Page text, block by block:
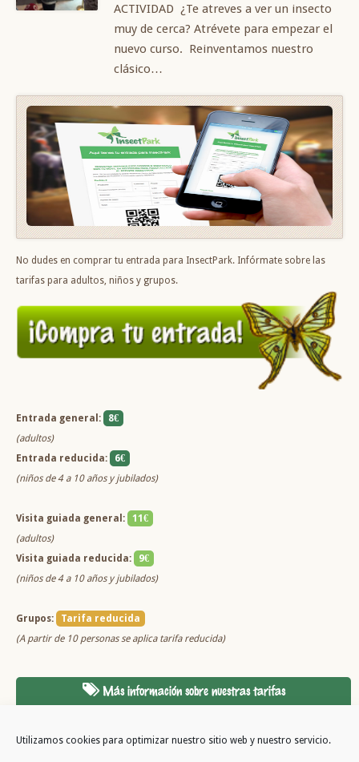
Utilizamos cookies para optimizar nuestro sitio web y nuestro servicio.
ACTIVIDAD ¿Te atreves a ver un insecto
muy de cerca? Atrévete para empezar el
nuevo curso. Reinventamos nuestro
clásico…
No dudes en comprar tu entrada para InsectPark. Infórmate sobre las
tarifas para adultos, niños y grupos.
Entrada general:
8€
(adultos)
Entrada reducida:
6€
(niños de 4 a 10 años y jubilados)
Visita guiada general:
11€
(adultos)
Visita guiada reducida:
9€
(niños de 4 a 10 años y jubilados)
Grupos:
Tarifa reducida
(A partir de 10 personas se aplica tarifa reducida)
Más información sobre nuestras tarifas